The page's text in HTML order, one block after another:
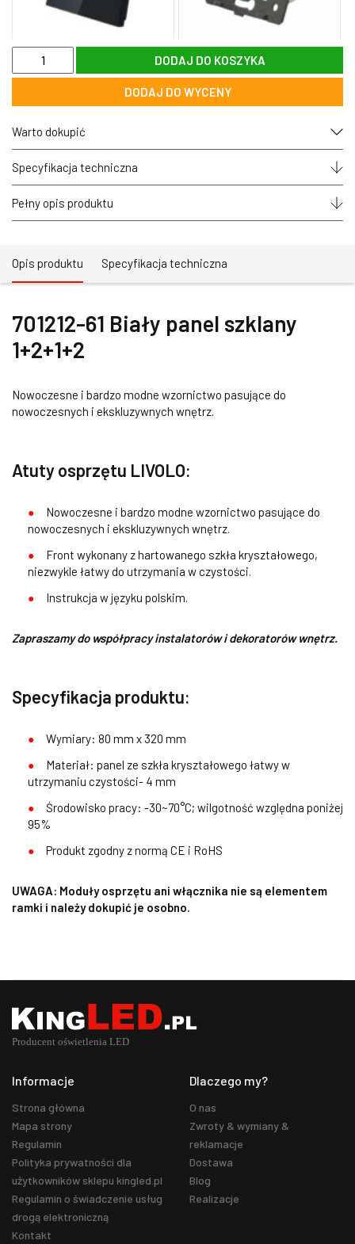
ilość
701212-
61
panel
szklany
1+2+1+2
DODAJ DO KOSZYKA
DODAJ DO WYCENY
Warto dokupić
Specyfikacja techniczna
Pełny opis produktu
Opis produktu Specyfikacja techniczna
701212-61 Biały panel szklany
1+2+1+2
Nowoczesne i bardzo modne wzornictwo pasujące do
nowoczesnych i ekskluzywnych wnętrz.
Atuty osprzętu LIVOLO:
Nowoczesne i bardzo modne wzornictwo pasujące do
nowoczesnych i ekskluzywnych wnętrz.
Front wykonany z hartowanego szkła kryształowego,
niezwykle łatwy do utrzymania w czystości.
Instrukcja w języku polskim.
Zapraszamy do współpracy instalatorów i dekoratorów wnętrz.
Specyfikacja produktu:
Wymiary: 80 mm x 320 mm
Materiał: panel ze szkła kryształowego łatwy w
utrzymaniu czystości- 4 mm
Środowisko pracy: -30~70°C; wilgotność względna poniżej
95%
Produkt zgodny z normą CE i RoHS
UWAGA: Moduły osprzętu ani włącznika nie są elementem
ramki i należy dokupić je osobno.
Informacje
Strona główna
Mapa strony
Regulamin
Polityka prywatności dla
użytkowników sklepu kingled.pl
Regulamin o świadczenie usług
drogą elektroniczną
Kontakt
Dlaczego my?
O nas
Zwroty & wymiany &
reklamacje
Dostawa
Blog
Realizacje